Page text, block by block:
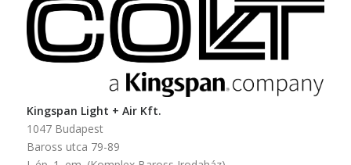
Kingspan Light + Air Kft.
1047 Budapest
Baross utca 79-89